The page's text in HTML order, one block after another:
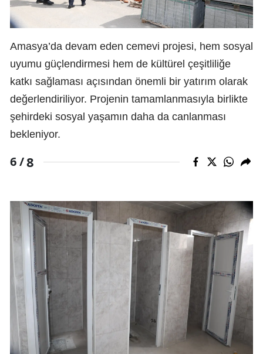
Amasya’da devam eden cemevi projesi, hem sosyal
uyumu güçlendirmesi hem de kültürel çeşitliliğe
katkı sağlaması açısından önemli bir yatırım olarak
değerlendiriliyor. Projenin tamamlanmasıyla birlikte
şehirdeki sosyal yaşamın daha da canlanması
bekleniyor.
6 /8